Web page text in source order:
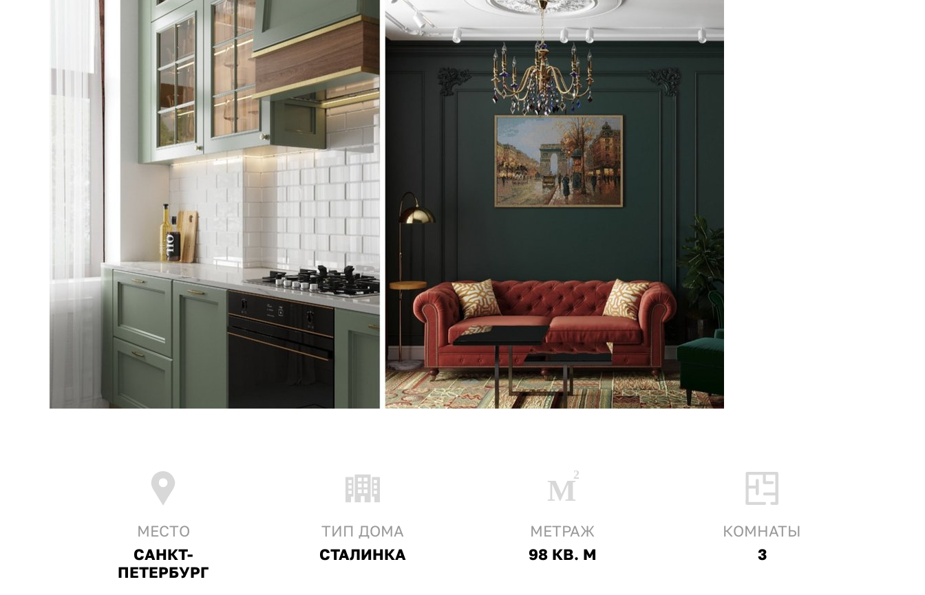
МЕСТО
САНКТ-
ПЕТЕРБУРГ
ТИП ДОМА
СТАЛИНКА
МЕТРАЖ
98 КВ. М
КОМНАТЫ
3